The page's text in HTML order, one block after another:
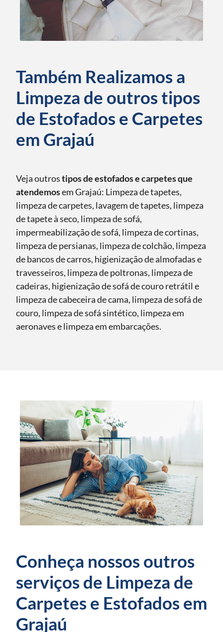
Também Realizamos a
Limpeza de outros tipos
de Estofados e Carpetes
em Grajaú
Veja outrostipos de estofados e carpetes que
atendemosem Grajaú: Limpeza de tapetes,
limpeza de carpetes, lavagem de tapetes, limpeza
de tapete à seco, limpeza de sofá,
impermeabilização de sofá, limpeza de cortinas,
limpeza de persianas, limpeza de colchão, limpeza
de bancos de carros, higienização de almofadas e
travesseiros, limpeza de poltronas, limpeza de
cadeiras, higienização de sofá de couro retrátil e
limpeza de cabeceira de cama, limpeza de sofá de
couro, limpeza de sofá sintético, limpeza em
aeronaves e limpeza em embarcações.
Conheça nossos outros
serviços de Limpeza de
Carpetes e Estofados em
Grajaú